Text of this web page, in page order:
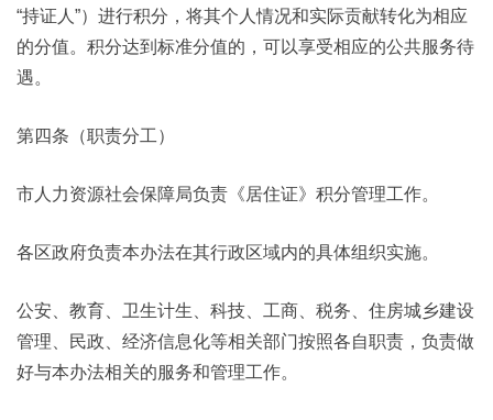
“持证人”）进行积分，将其个人情况和实际贡献转化为相应
的分值。积分达到标准分值的，可以享受相应的公共服务待
遇。
第四条（职责分工）
市人力资源社会保障局负责《居住证》积分管理工作。
各区政府负责本办法在其行政区域内的具体组织实施。
公安、教育、卫生计生、科技、工商、税务、住房城乡建设
管理、民政、经济信息化等相关部门按照各自职责，负责做
好与本办法相关的服务和管理工作。